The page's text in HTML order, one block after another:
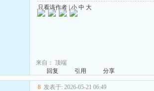
只看该作者 |小 中 大
来自： 顶端
回复
引用 分享
8 发表于: 2026-05-21 06:49